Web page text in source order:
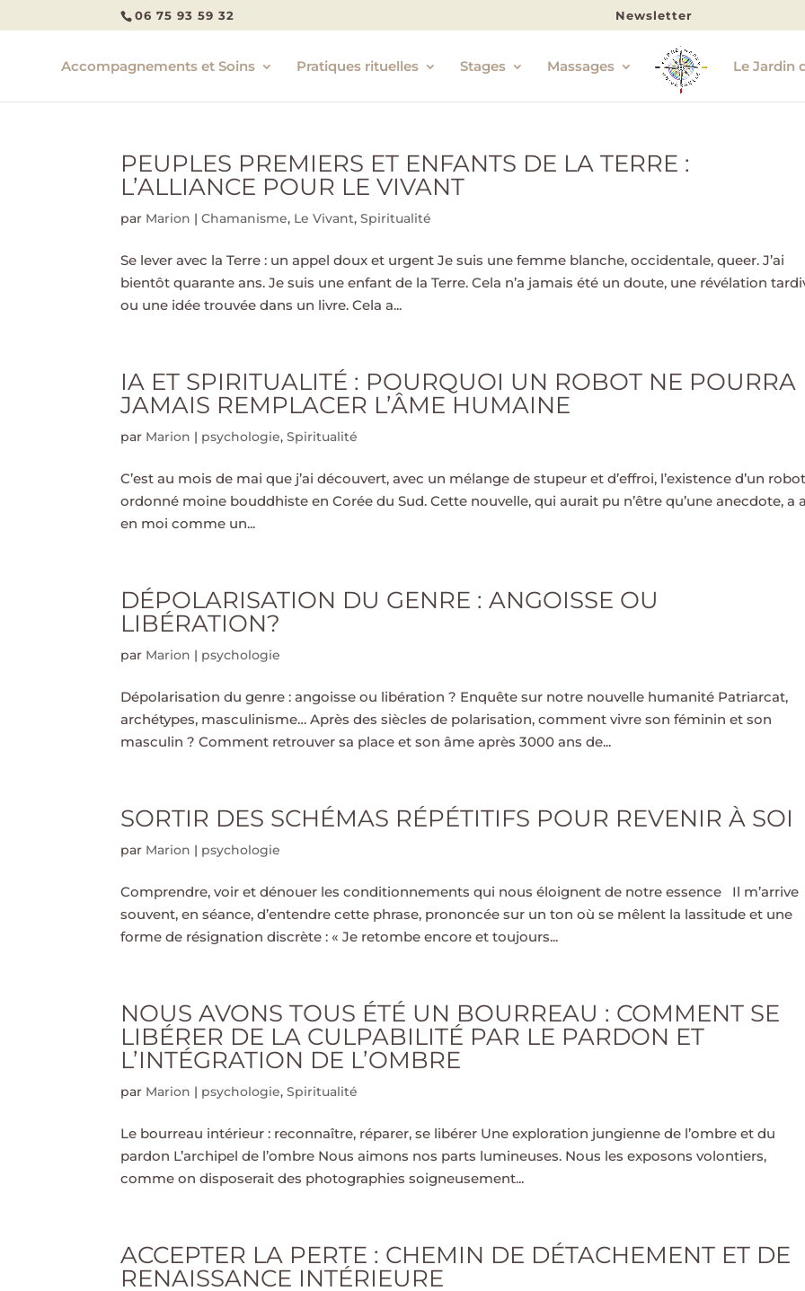
06 75 93 59 32 Newsletter
Accompagnements et Soins Pratiques rituelles Stages Massages Le Jardin
PEUPLES PREMIERS ET ENFANTS DE LA TERRE :
L’ALLIANCE POUR LE VIVANT
par Marion |Chamanisme, Le Vivant,Spiritualité
Se lever avec la Terre : un appel doux et urgent Je suis une femme blanche, occidentale, queer. J’ai
bientôt quarante ans. Je suis une enfant de la Terre. Cela n’a jamais été un doute, une révélation
ou une idée trouvée dans un livre. Cela a...
IA ET SPIRITUALITÉ : POURQUOI UN ROBOT NE POURRA
JAMAIS REMPLACER L’ÂME HUMAINE
par Marion | psychologie,Spiritualité
C’est au mois de mai que j’ai découvert, avec un mélange de stupeur et d’effroi, l’existence d’un
ordonné moine bouddhiste en Corée du Sud. Cette nouvelle, qui aurait pu n’être qu’une anecdote, a
en moi comme un...
DÉPOLARISATION DU GENRE : ANGOISSE OU
LIBÉRATION?
par Marion | psychologie
Dépolarisation du genre : angoisse ou libération ? Enquête sur notre nouvelle humanité Patriarcat,
archétypes, masculinisme… Après des siècles de polarisation, comment vivre son féminin et son
masculin ? Comment retrouver sa place et son âme après 3000 ans de...
SORTIR DES SCHÉMAS RÉPÉTITIFS POUR REVENIR À SOI
par Marion | psychologie
Comprendre, voir et dénouer les conditionnements qui nous éloignent de notre essence Il m’arrive
souvent, en séance, d’entendre cette phrase, prononcée sur un ton où se mêlent la lassitude et une
forme de résignation discrète : « Je retombe encore et toujours...
NOUS AVONS TOUS ÉTÉ UN BOURREAU : COMMENT SE
LIBÉRER DE LA CULPABILITÉ PAR LE PARDON ET
L’INTÉGRATION DE L’OMBRE
par Marion | psychologie,Spiritualité
Le bourreau intérieur : reconnaître, réparer, se libérer Une exploration jungienne de l’ombre et du
pardon L’archipel de l’ombre Nous aimons nos parts lumineuses. Nous les exposons volontiers,
comme on disposerait des photographies soigneusement...
ACCEPTER LA PERTE : CHEMIN DE DÉTACHEMENT ET DE
RENAISSANCE INTÉRIEURE